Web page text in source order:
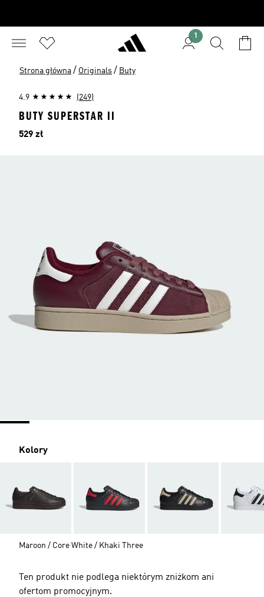
1
Strona główna / Originals / Buty
4.9 (249)
BUTY SUPERSTAR II
Cena
529 zł
Kolory
Maroon / Core White / Khaki Three
Ten produkt nie podlega niektórym zniżkom ani
ofertom promocyjnym.